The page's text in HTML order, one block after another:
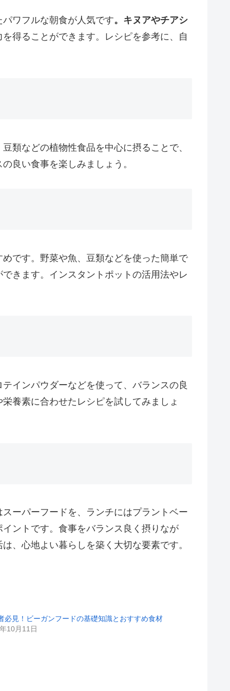
ワフルな朝食が人気です。キヌアやチアシ
得ることができます。レシピを参考に、自
類などの植物性食品を中心に摂ることで、
良い食事を楽しみましょう。
です。野菜や魚、豆類などを使った簡単で
きます。インスタントポットの活用法やレ
インパウダーなどを使って、バランスの良
養素に合わせたレシピを試してみましょ
ーパーフードを、ランチにはプラントベー
ントです。食事をバランス良く摂りなが
、心地よい暮らしを築く大切な要素です。
必見！ビーガンフードの基礎知識とおすすめ食材
10月11日